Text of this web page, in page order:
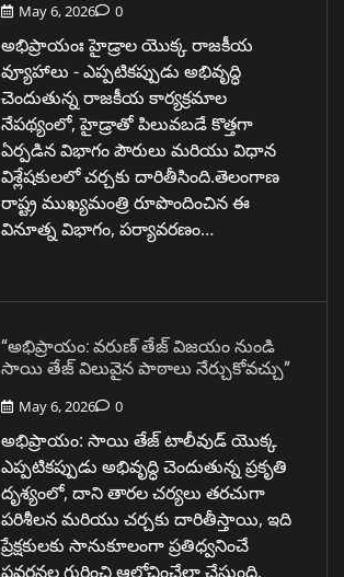
May 6, 2026 0
అభిప్రాయంః హైడ్రాల యొక్క రాజకీయ
వ్యూహాలు - ఎప్పటికప్పుడు అభివృద్ధి
చెందుతున్న రాజకీయ కార్యక్రమాల
నేపథ్యంలో, హైడ్రాతో పిలువబడే కొత్తగా
ఏర్పడిన విభాగం పౌరులు మరియు విధాన
విశ్లేషకులలో చర్చకు దారితీసింది.తెలంగాణ
రాష్ట్ర ముఖ్యమంత్రి రూపొందించిన ఈ
వినూత్న విభాగం, పర్యావరణం…
“అభిప్రాయం: వరుణ్ తేజ్ విజయం నుండి
సాయి తేజ్ విలువైన పాఠాలు నేర్చుకోవచ్చు”
May 6, 2026 0
అభిప్రాయం: సాయి తేజ్ టాలీవుడ్ యొక్క
ఎప్పటికప్పుడు అభివృద్ధి చెందుతున్న ప్రకృతి
దృశ్యంలో, దాని తారల చర్యలు తరచుగా
పరిశీలన మరియు చర్చకు దారితీస్తాయి, ఇది
ప్రేక్షకులకు సానుకూలంగా ప్రతిధ్వనించే
ప్రవర్తనల గురించి ఆలోచించేలా చేస్తుంది,